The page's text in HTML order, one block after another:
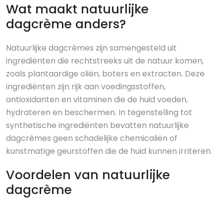
Wat maakt natuurlijke
dagcrème anders?
Natuurlijke dagcrèmes zijn samengesteld uit
ingrediënten die rechtstreeks uit de natuur komen,
zoals plantaardige oliën, boters en extracten. Deze
ingrediënten zijn rijk aan voedingsstoffen,
antioxidanten en vitaminen die de huid voeden,
hydrateren en beschermen. In tegenstelling tot
synthetische ingrediënten bevatten natuurlijke
dagcrèmes geen schadelijke chemicaliën of
kunstmatige geurstoffen die de huid kunnen irriteren.
Voordelen van natuurlijke
dagcrème